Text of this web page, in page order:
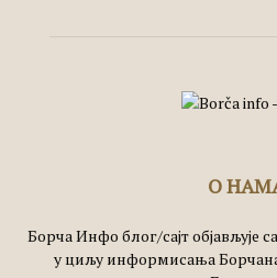
О
Борча Инфо блог/сајт објављује
у циљу информисања